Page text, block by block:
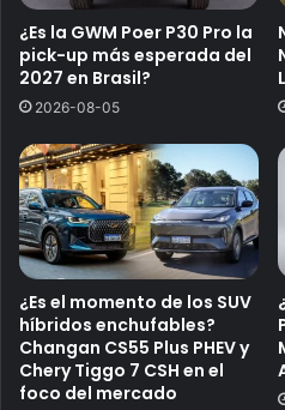
¿Es la GWM Poer P30 Pro la
pick-up más esperada del
2027 en Brasil?
2026-08-05
¿Es el momento de los SUV
híbridos enchufables?
Changan CS55 Plus PHEV y
Chery Tiggo 7 CSH en el
foco del mercado